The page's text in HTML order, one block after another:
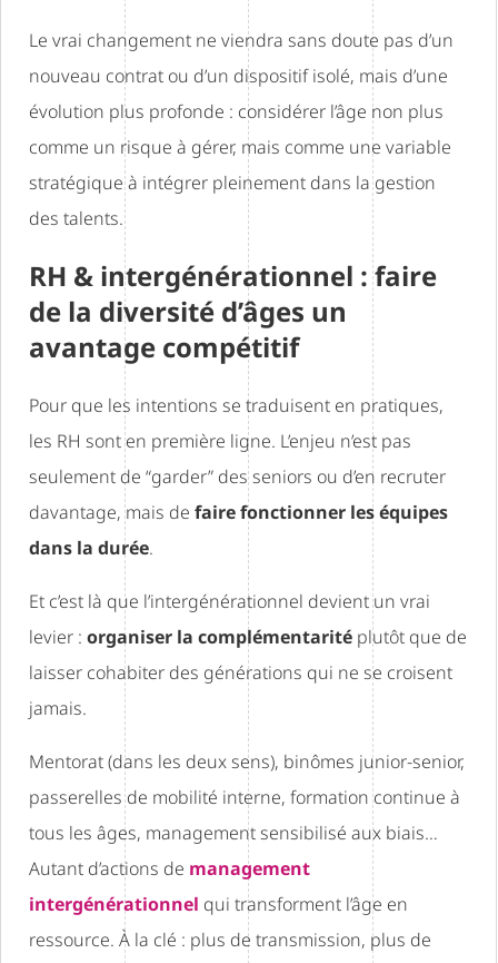
Le vrai changement ne viendra sans doute pas d’un
nouveau contrat ou d’un dispositif isolé, mais d’une
évolution plus profonde : considérer l’âge non plus
comme un risque à gérer, mais comme une variable
stratégique à intégrer pleinement dans la gestion
des talents.
RH & intergénérationnel : faire
de la diversité d’âges un
avantage compétitif
Pour que les intentions se traduisent en pratiques,
les RH sont en première ligne. L’enjeu n’est pas
seulement de “garder” des seniors ou d’en recruter
davantage, mais de faire fonctionner les équipes
dans la durée.
Et c’est là que l’intergénérationnel devient un vrai
levier : organiser la complémentarité plutôt que de
laisser cohabiter des générations qui ne se croisent
jamais.
Mentorat (dans les deux sens), binômes junior-senior,
passerelles de mobilité interne, formation continue à
tous les âges, management sensibilisé aux biais…
Autant d’actions de management
intergénérationnel qui transforment l’âge en
ressource. À la clé : plus de transmission, plus de